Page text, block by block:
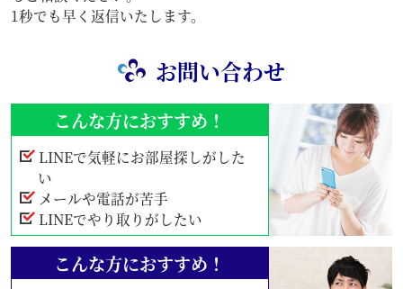
1秒でも早く返信いたします。
お問い合わせ
こんな方におすすめ！
LINEで気軽にお部屋探しがした
い
メールや電話が苦手
LINEでやり取りがしたい
こんな方におすすめ！